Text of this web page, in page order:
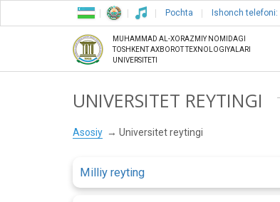
Pochta Ishonch telefoni:
MUHAMMAD AL-XORAZMIY NOMIDAGI
TOSHKENT AXBOROT TEXNOLOGIYALARI
UNIVERSITETI
UNIVERSITET REYTINGI
Asosiy Universitet reytingi
Milliy reyting